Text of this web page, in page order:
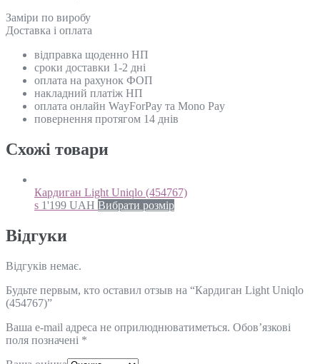
Замiри по виробу
Доставка і оплата
відправка щоденно НП
сроки доставки 1-2 дні
оплата на рахунок ФОП
накладний платіж НП
оплата онлайн WayForPay та Mono Pay
повернення протягом 14 днів
Схожi товари
Кардиган Light Uniqlo (454767)
s 1'199 UAH Вибрати розмір
Відгуки
Відгуків немає.
Будьте первым, кто оставил отзыв на “Кардиган Light Uniqlo
(454767)”
Ваша e-mail адреса не оприлюднюватиметься. Обов’язкові
поля позначені *